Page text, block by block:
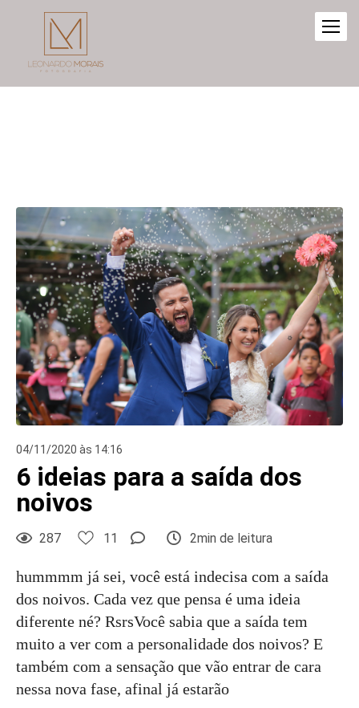
04/11/2020 às 14:16
6 ideias para a saída dos
noivos
287 11 2min de leitura
hummmm já sei, você está indecisa com a saída
dos noivos. Cada vez que pensa é uma ideia
diferente né? RsrsVocê sabia que a saída tem
muito a ver com a personalidade dos noivos? E
também com a sensação que vão entrar de cara
nessa nova fase, afinal já estarão